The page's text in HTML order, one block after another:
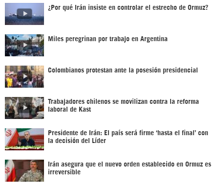
¿Por qué Irán insiste en controlar el estrecho de Ormuz?
Miles peregrinan por trabajo en Argentina
Colombianos protestan ante la posesión presidencial
Trabajadores chilenos se movilizan contra la reforma
laboral de Kast
Presidente de Irán: El país será firme ‘hasta el final’ con
la decisión del Líder
Irán asegura que el nuevo orden establecido en Ormuz es
irreversible